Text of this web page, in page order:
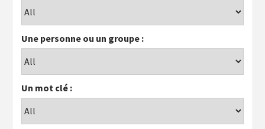
Une personne ou un groupe :
Un mot clé :